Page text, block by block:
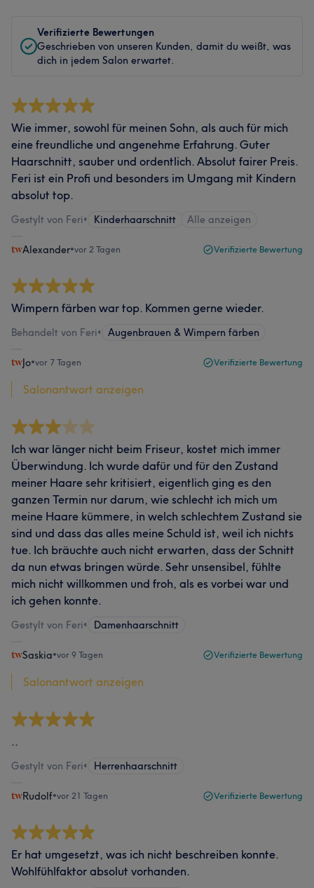
Verifizierte Bewertungen
Geschrieben von unseren Kunden, damit du weißt, was
dich in jedem Salon erwartet.
Wie immer, sowohl für meinen Sohn, als auch für mich
eine freundliche und angenehme Erfahrung. Guter
Haarschnitt, sauber und ordentlich. Absolut fairer Preis.
Feri ist ein Profi und besonders im Umgang mit Kindern
absolut top.
Gestylt von Feri• Kinderhaarschnitt Alle anzeigen
Alexander•vor 2 Tagen Verifizierte Bewertung
Wimpern färben war top. Kommen gerne wieder.
Behandelt von Feri• Augenbrauen & Wimpern färben
Jo•vor 7 Tagen Verifizierte Bewertung
Salonantwort anzeigen
Ich war länger nicht beim Friseur, kostet mich immer
Überwindung. Ich wurde dafür und für den Zustand
meiner Haare sehr kritisiert, eigentlich ging es den
ganzen Termin nur darum, wie schlecht ich mich um
meine Haare kümmere, in welch schlechtem Zustand sie
sind und dass das alles meine Schuld ist, weil ich nichts
tue. Ich bräuchte auch nicht erwarten, dass der Schnitt
da nun etwas bringen würde. Sehr unsensibel, fühlte
mich nicht willkommen und froh, als es vorbei war und
ich gehen konnte.
Gestylt von Feri• Damenhaarschnitt
Saskia•vor 9 Tagen Verifizierte Bewertung
Salonantwort anzeigen
..
Gestylt von Feri• Herrenhaarschnitt
Rudolf•vor 21 Tagen Verifizierte Bewertung
Er hat umgesetzt, was ich nicht beschreiben konnte.
Wohlfühlfaktor absolut vorhanden.